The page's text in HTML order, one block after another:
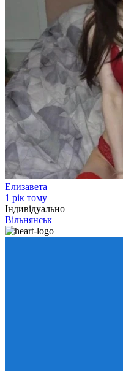
Елизавета
1 рік тому
Індивідуально
Вільнянськ